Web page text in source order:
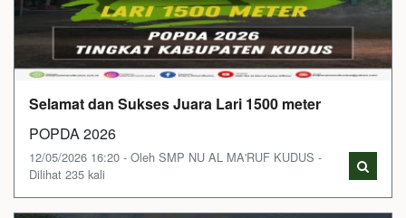
Selamat dan Sukses Juara Lari 1500 meter
POPDA 2026
12/05/2026 16:20 - Oleh SMP NU AL MA'RUF KUDUS -
Dilihat 235 kali